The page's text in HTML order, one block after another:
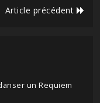
Article précédent
un Requiem